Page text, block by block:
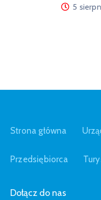
5
Strona główna
Przedsiębiorca
Dołącz do nas